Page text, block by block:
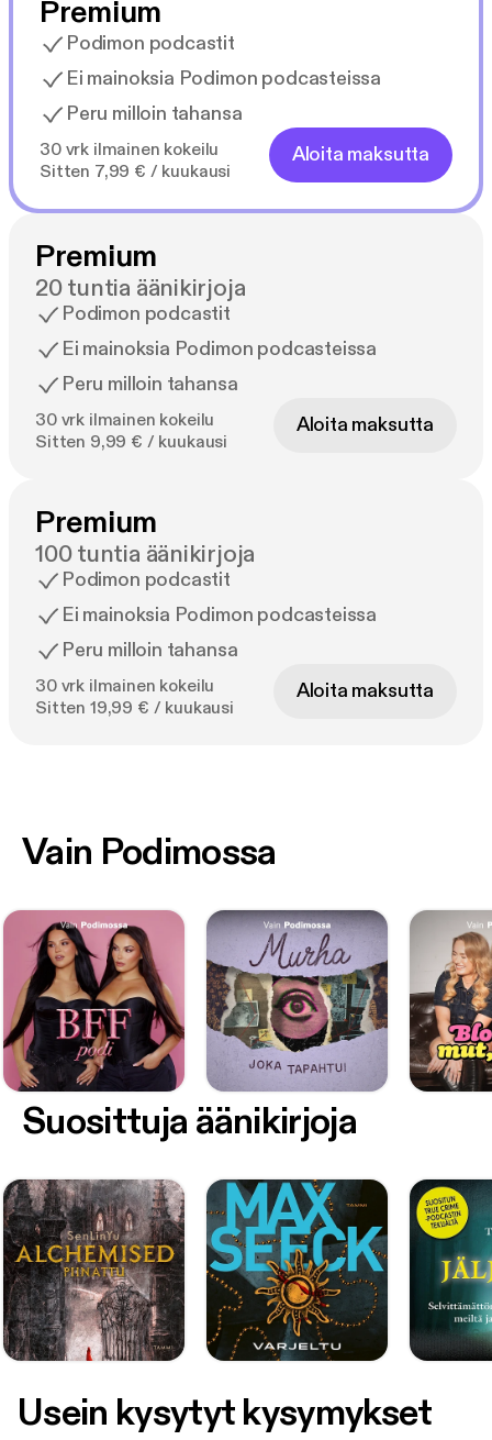
Premium
Podimon podcastit
Ei mainoksia Podimon podcasteissa
Peru milloin tahansa
30 vrk ilmainen kokeilu
Sitten 7,99 € / kuukausi
Aloita maksutta
Premium
20 tuntia äänikirjoja
Podimon podcastit
Ei mainoksia Podimon podcasteissa
Peru milloin tahansa
30 vrk ilmainen kokeilu
Sitten 9,99 € / kuukausi
Aloita maksutta
Premium
100 tuntia äänikirjoja
Podimon podcastit
Ei mainoksia Podimon podcasteissa
Peru milloin tahansa
30 vrk ilmainen kokeilu
Sitten 19,99 € / kuukausi
Aloita maksutta
Vain Podimossa
Suosittuja äänikirjoja
Usein kysytyt kysymykset